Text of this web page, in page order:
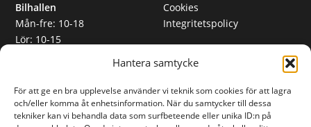
Hantera samtycke
För att ge en bra upplevelse använder vi teknik som cookies för att lagra
och/eller komma åt enhetsinformation. När du samtycker till dessa
tekniker kan vi behandla data som surfbeteende eller unika ID:n på
Bilhallen
Mån-fre: 10-18
Lör: 10-15
Mån-fre: 08-17
Lunchstängt: 12-13
Cookies
Integritetspolicy
Org nr 559365-2612